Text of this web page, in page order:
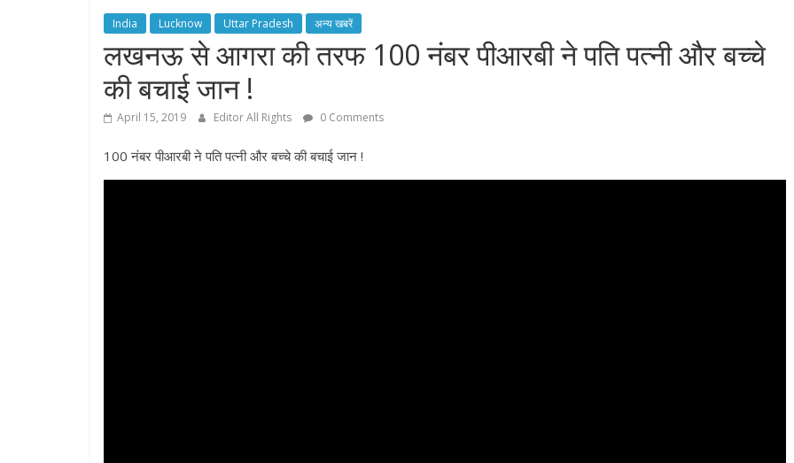
India Lucknow Uttar Pradesh अन्य खबरें
लखनऊ से आगरा की तरफ 100 नंबर पीआरबी ने पति पत्नी और बच्चे
की बचाई जान !
April 15, 2019 Editor All Rights 0 Comments
100 नंबर पीआरबी ने पति पत्नी और बच्चे की बचाई जान !